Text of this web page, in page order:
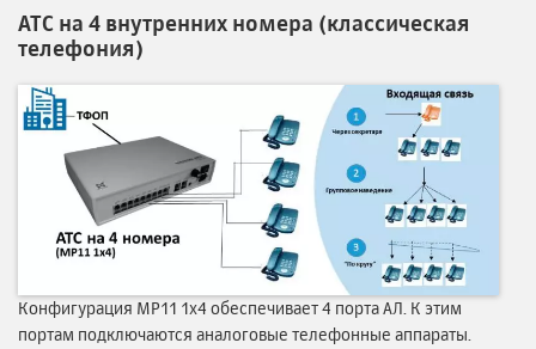
АТС на 4 внутренних номера (классическая
телефония)
Конфигурация MP11 1х4 обеспечивает 4 порта АЛ. К этим
портам подключаются аналоговые телефонные аппараты.